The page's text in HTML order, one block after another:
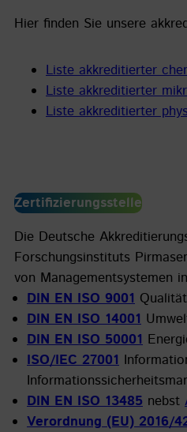
Hier finden Sie unsere
Liste akkreditierter
Liste akkreditierter
Liste akkreditierter
Zertifizierungsstelle
Die Deutsche
Forschungsinstituts
von Managementsystemen
DIN EN ISO 9001
DIN EN ISO 14001
DIN EN ISO 50001
ISO/IEC 27001
DIN EN ISO 13485 nebst
Verordnung (EU) 2016/